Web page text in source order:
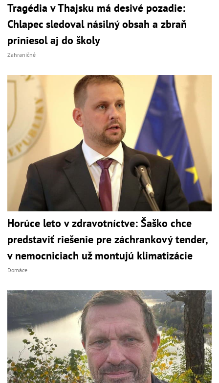
Tragédia v Thajsku má desivé pozadie:
Chlapec sledoval násilný obsah a zbraň
priniesol aj do školy
Zahraničné
Horúce leto v zdravotníctve: Šaško chce
predstaviť riešenie pre záchrankový tender,
v nemocniciach už montujú klimatizácie
Domáce